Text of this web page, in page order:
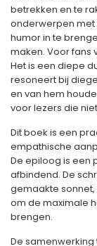
betrekken en te
onderwerpen met
humor in te
maken. Voor fans
Het is een diepe
resoneert bij
en van hem
voor lezers die
Dit boek is een
empathische
De epiloog is een
afbindend. De
gemaakte
om de maximale
brengen.
De